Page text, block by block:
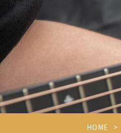
HOME